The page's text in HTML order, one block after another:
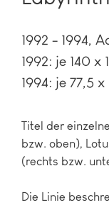
1992 - 1994
1992: je 140
1994: je 77,5
Titel der
bzw. oben),
(rechts bzw.
Die Linie